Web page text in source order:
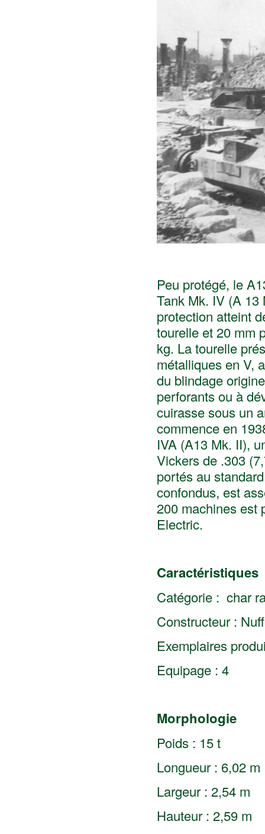
Peu protégé, le
Tank Mk. IV (A 13
protection atteint
tourelle et 20 mm
kg. La tourelle
métalliques en V,
du blindage
perforants ou à
cuirasse sous un
commence en
IVA (A13 Mk. II),
Vickers de .303
portés au
confondus, est
200 machines est
Electric.
Caractéristiques
Catégorie : char
Constructeur :
Exemplaires
Equipage : 4
Morphologie
Poids : 15 t
Longueur : 6,02 m
Largeur : 2,54 m
Hauteur : 2,59 m